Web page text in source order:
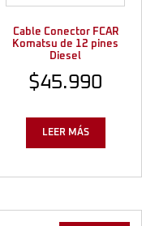
Cable Conector FCAR
Komatsu de 12 pines
Diesel
$45.990
LEER MÁS